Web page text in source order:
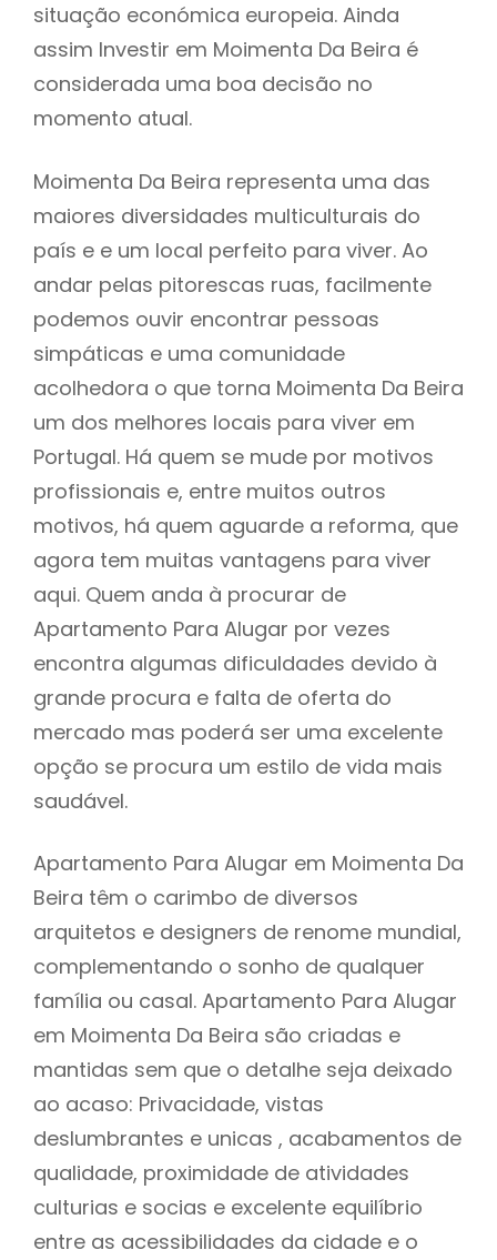
situação económica europeia. Ainda
assim Investir em Moimenta Da Beira é
considerada uma boa decisão no
momento atual.
Moimenta Da Beira representa uma das
maiores diversidades multiculturais do
país e e um local perfeito para viver. Ao
andar pelas pitorescas ruas, facilmente
podemos ouvir encontrar pessoas
simpáticas e uma comunidade
acolhedora o que torna Moimenta Da Beira
um dos melhores locais para viver em
Portugal. Há quem se mude por motivos
profissionais e, entre muitos outros
motivos, há quem aguarde a reforma, que
agora tem muitas vantagens para viver
aqui. Quem anda à procurar de
Apartamento Para Alugar por vezes
encontra algumas dificuldades devido à
grande procura e falta de oferta do
mercado mas poderá ser uma excelente
opção se procura um estilo de vida mais
saudável.
Apartamento Para Alugar em Moimenta Da
Beira têm o carimbo de diversos
arquitetos e designers de renome mundial,
complementando o sonho de qualquer
família ou casal. Apartamento Para Alugar
em Moimenta Da Beira são criadas e
mantidas sem que o detalhe seja deixado
ao acaso: Privacidade, vistas
deslumbrantes e unicas , acabamentos de
qualidade, proximidade de atividades
culturias e socias e excelente equilíbrio
entre as acessibilidades da cidade e o